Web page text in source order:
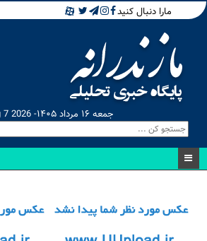
مارا دنبال کنید
جمعه ۱۶ مرداد ۱۴۰۵- Aug 7 2026